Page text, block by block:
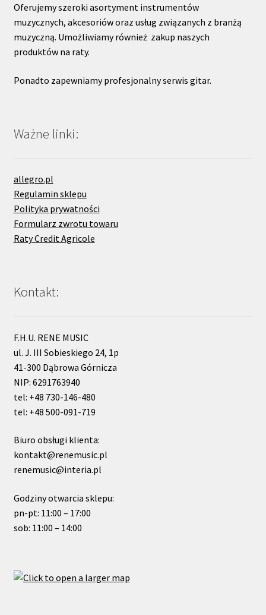
Oferujemy szeroki asortyment instrumentów
muzycznych, akcesoriów oraz usług związanych z branżą
muzyczną. Umożliwiamy również zakup naszych
produktów na raty.
Ponadto zapewniamy profesjonalny serwis gitar.
Ważne linki:
allegro.pl
Regulamin sklepu
Polityka prywatności
Formularz zwrotu towaru
Raty Credit Agricole
Kontakt:
F.H.U. RENE MUSIC
ul. J. III Sobieskiego 24, 1p
41-300 Dąbrowa Górnicza
NIP: 6291763940
tel: +48 730-146-480
tel: +48 500-091-719
Biuro obsługi klienta:
kontakt@renemusic.pl
renemusic@interia.pl
Godziny otwarcia sklepu:
pn-pt: 11:00 – 17:00
sob: 11:00 – 14:00